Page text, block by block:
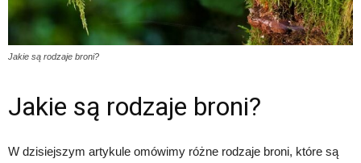
Jakie są rodzaje broni?
Jakie są rodzaje broni?
W dzisiejszym artykule omówimy różne rodzaje broni, które są